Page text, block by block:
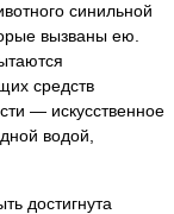
синильной
вызваны ею.
средств
— искусственное
водой,
достигнута